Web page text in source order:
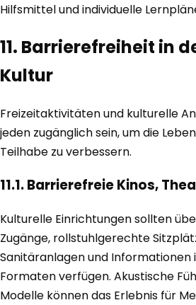
Hilfsmittel und individuelle
11. Barrierefreiheit in
Kultur
Freizeitaktivitäten und kulturelle
jeden zugänglich sein, um die
Teilhabe zu verbessern.
11.1. Barrierefreie Kinos,
Kulturelle Einrichtungen sollten
Zugänge, rollstuhlgerechte
Sanitäranlagen und Informationen
Formaten verfügen. Akustische
Modelle können das Erlebnis für